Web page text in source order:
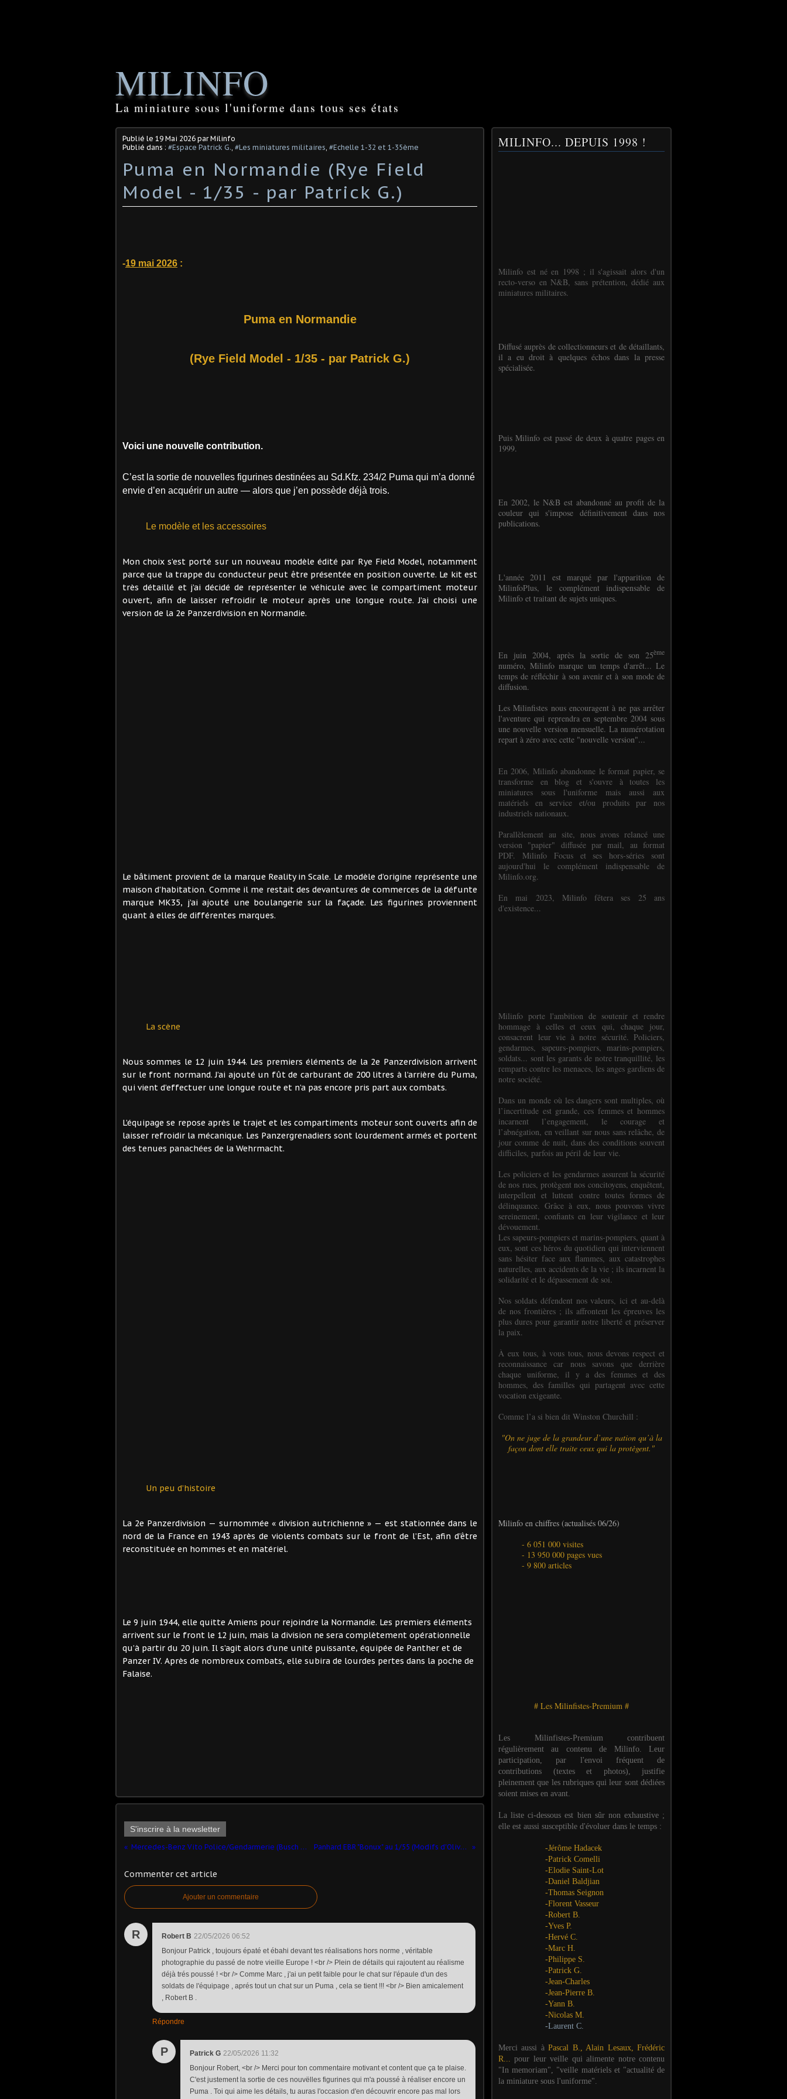
MILINFO
La miniature sous l'uniforme dans tous ses états
Publié le 19 Mai 2026 par Milinfo
Publié dans : #Espace Patrick G., #Les miniatures militaires, #Echelle 1-32 et 1-35ème
Puma en Normandie (Rye Field
Model - 1/35 - par Patrick G.)
-19 mai 2026 :
Puma en Normandie
(Rye Field Model - 1/35 - par Patrick G.)
Voici une nouvelle contribution.
C’est la sortie de nouvelles figurines destinées au Sd.Kfz. 234/2 Puma qui m’a donné
envie d’en acquérir un autre — alors que j’en possède déjà trois.
Le modèle et les accessoires
Mon choix s’est porté sur un nouveau modèle édité par Rye Field Model, notamment
parce que la trappe du conducteur peut être présentée en position ouverte. Le kit est
très détaillé et j’ai décidé de représenter le véhicule avec le compartiment moteur
ouvert, afin de laisser refroidir le moteur après une longue route. J’ai choisi une
version de la 2e Panzerdivision en Normandie.
Le bâtiment provient de la marque Reality in Scale. Le modèle d’origine représente une
maison d’habitation. Comme il me restait des devantures de commerces de la défunte
marque MK35, j’ai ajouté une boulangerie sur la façade. Les figurines proviennent
quant à elles de différentes marques.
La scène
Nous sommes le 12 juin 1944. Les premiers éléments de la 2e Panzerdivision arrivent
sur le front normand. J’ai ajouté un fût de carburant de 200 litres à l’arrière du Puma,
qui vient d’effectuer une longue route et n’a pas encore pris part aux combats.
L’équipage se repose après le trajet et les compartiments moteur sont ouverts afin de
laisser refroidir la mécanique. Les Panzergrenadiers sont lourdement armés et portent
des tenues panachées de la Wehrmacht.
Un peu d’histoire
La 2e Panzerdivision — surnommée « division autrichienne » — est stationnée dans le
nord de la France en 1943 après de violents combats sur le front de l’Est, afin d’être
reconstituée en hommes et en matériel.
Le 9 juin 1944, elle quitte Amiens pour rejoindre la Normandie. Les premiers éléments
arrivent sur le front le 12 juin, mais la division ne sera complètement opérationnelle
qu’à partir du 20 juin. Il s’agit alors d’une unité puissante, équipée de Panther et de
Panzer IV. Après de nombreux combats, elle subira de lourdes pertes dans la poche de
Falaise.
S'inscrire à la newsletter
Mercedes-Benz Vito Police/Gendarmerie (Busch - 1/87) Panhard EBR "Bonux" au 1/55 (Modifs d'Olivier H.) ​
Commenter cet article
Ajouter un commentaire
R Robert B 22/05/2026 06:52
Bonjour Patrick , toujours épaté et ébahi devant tes réalisations hors norme , véritable
photographie du passé de notre vieille Europe ! <br /> Plein de détails qui rajoutent au réalisme
déjà trés poussé ! <br /> Comme Marc , j'ai un petit faible pour le chat sur l'épaule d'un des
soldats de l'équipage , aprés tout un chat sur un Puma , cela se tient !!! <br /> Bien amicalement
, Robert B .
Répondre
P Patrick G 22/05/2026 11:32
Bonjour Robert, <br /> Merci pour ton commentaire motivant et content que ça te plaise.
C'est justement la sortie de ces nouvëlles figurines qui m'a poussé à réaliser encore un
Puma . Toi qui aime les détails, tu auras l'occasion d'en découvrir encore pas mal lors
MILINFO... DEPUIS 1998 !
Milinfo est né en 1998 ; il s'agissait alors d'un
recto-verso en N&B, sans prétention, dédié aux
miniatures militaires.
Diffusé auprès de collectionneurs et de détaillants,
il a eu droit à quelques échos dans la presse
spécialisée.
Puis Milinfo est passé de deux à quatre pages en
1999.
En 2002, le N&B est abandonné au profit de la
couleur qui s'impose définitivement dans nos
publications.
L'année 2011 est marqué par l'apparition de
MilinfoPlus, le complément indispensable de
Milinfo et traitant de sujets uniques.
En juin 2004, après la sortie de son 25ème
numéro, Milinfo marque un temps d'arrêt... Le
temps de réfléchir à son avenir et à son mode de
diffusion.
Les Milinfistes nous encouragent à ne pas arrêter
l'aventure qui reprendra en septembre 2004 sous
une nouvelle version mensuelle. La numérotation
repart à zéro avec cette "nouvelle version"...
En 2006, Milinfo abandonne le format papier, se
transforme en blog et s'ouvre à toutes les
miniatures sous l'uniforme mais aussi aux
matériels en service et/ou produits par nos
industriels nationaux.
Parallèlement au site, nous avons relancé une
version "papier" diffusée par mail, au format
PDF. Milinfo Focus et ses hors-séries sont
aujourd'hui le complément indispensable de
Milinfo.org.
En mai 2023, Milinfo fêtera ses 25 ans
d'existence...
Milinfo porte l'ambition de soutenir et rendre
hommage à celles et ceux qui, chaque jour,
consacrent leur vie à notre sécurité. Policiers,
gendarmes, sapeurs-pompiers, marins-pompiers,
soldats... sont les garants de notre tranquillité, les
remparts contre les menaces, les anges gardiens de
notre société.
Dans un monde où les dangers sont multiples, où
l’incertitude est grande, ces femmes et hommes
incarnent l’engagement, le courage et
l’abnégation, en veillant sur nous sans relâche, de
jour comme de nuit, dans des conditions souvent
difficiles, parfois au péril de leur vie.
Les policiers et les gendarmes assurent la sécurité
de nos rues, protègent nos concitoyens, enquêtent,
interpellent et luttent contre toutes formes de
délinquance. Grâce à eux, nous pouvons vivre
sereinement, confiants en leur vigilance et leur
dévouement.
Les sapeurs-pompiers et marins-pompiers, quant à
eux, sont ces héros du quotidien qui interviennent
sans hésiter face aux flammes, aux catastrophes
naturelles, aux accidents de la vie ; ils incarnent la
solidarité et le dépassement de soi.
Nos soldats défendent nos valeurs, ici et au-delà
de nos frontières ; ils affrontent les épreuves les
plus dures pour garantir notre liberté et préserver
la paix.
À eux tous, à vous tous, nous devons respect et
reconnaissance car nous savons que derrière
chaque uniforme, il y a des femmes et des
hommes, des familles qui partagent avec cette
vocation exigeante.
Comme l’a si bien dit Winston Churchill :
"On ne juge de la grandeur d’une nation qu’à la
façon dont elle traite ceux qui la protègent."
Milinfo en chiffres (actualisés 06/26)
- 6 051 000 visites
- 13 950 000 pages vues
- 9 800 articles
# Les Milinfistes-Premium #
Les Milinfistes-Premium contribuent
régulièrement au contenu de Milinfo. Leur
participation, par l'envoi fréquent de
contributions (textes et photos), justifie
pleinement que les rubriques qui leur sont dédiées
soient mises en avant.
La liste ci-dessous est bien sûr non exhaustive ;
elle est aussi susceptible d'évoluer dans le temps :
-Jérôme Hadacek
-Patrick Comelli
-Elodie Saint-Lot
-Daniel Baldjian
-Thomas Seignon
-Florent Vasseur
-Robert B.
-Yves P.
-Hervé C.
-Marc H.
-Philippe S.
-Patrick G.
-Jean-Charles
-Jean-Pierre B.
-Yann B.
-Nicolas M.
-Laurent C.
Merci aussi àPascal B., Alain Lesaux, Frédéric
R...pour leur veille qui alimente notre contenu
"In memoriam", "veille matériels et "actualité de
la miniature sous l'uniforme".